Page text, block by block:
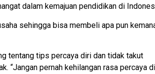
dalam kemajuan pendidikan di
sehingga bisa membeli apa pun
tentang tips percaya diri dan tidak takut
“Jangan pernah kehilangan rasa percaya